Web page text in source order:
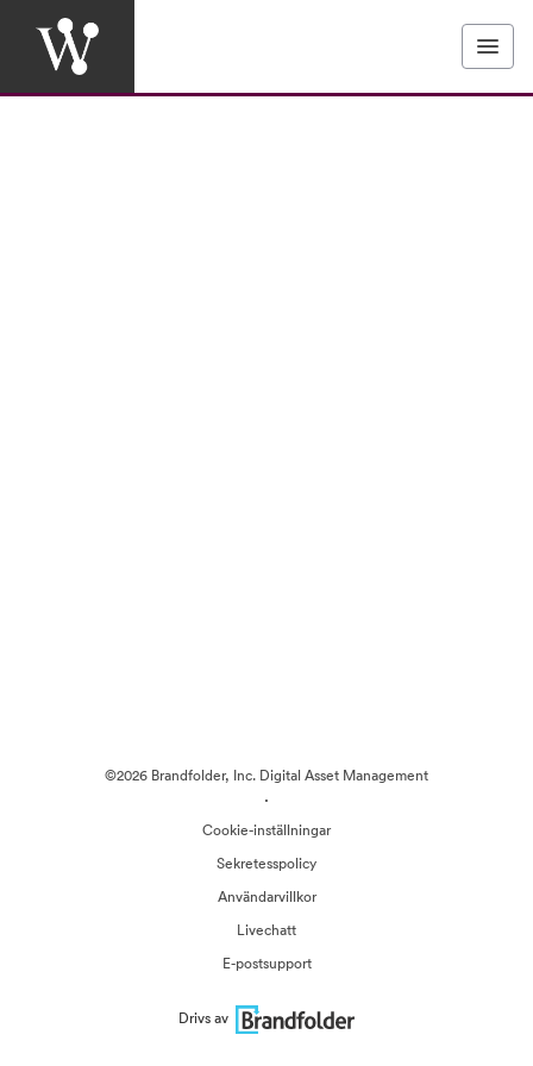
©2026 Brandfolder, Inc. Digital Asset Management
·
Cookie-inställningar
Sekretesspolicy
Användarvillkor
Livechatt
E-postsupport
Drivs av